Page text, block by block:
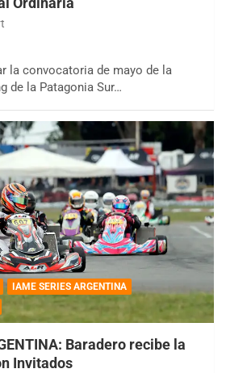
la convocatoria de mayo de la
de la Patagonia Sur…
IAME SERIES ARGENTINA
Baradero recibe la
Invitados